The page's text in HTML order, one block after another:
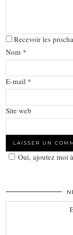
Recevoir les
Nom *
E-mail *
Site web
Oui, ajoutez moi